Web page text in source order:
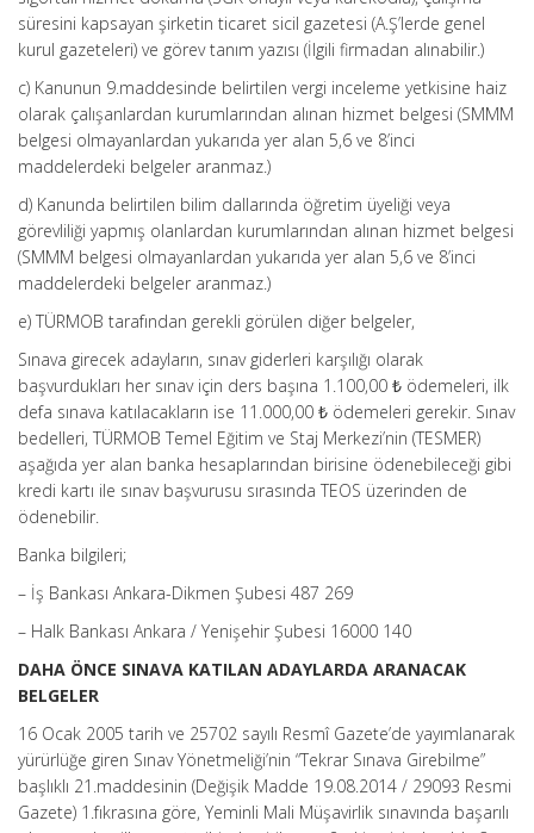
süresini kapsayan şirketin ticaret sicil gazetesi (A.Ş’lerde genel
kurul gazeteleri) ve görev tanım yazısı (İlgili firmadan alınabilir.)
c) Kanunun 9.maddesinde belirtilen vergi inceleme yetkisine haiz
olarak çalışanlardan kurumlarından alınan hizmet belgesi (SMMM
belgesi olmayanlardan yukarıda yer alan 5,6 ve 8’inci
maddelerdeki belgeler aranmaz.)
d) Kanunda belirtilen bilim dallarında öğretim üyeliği veya
görevliliği yapmış olanlardan kurumlarından alınan hizmet belgesi
(SMMM belgesi olmayanlardan yukarıda yer alan 5,6 ve 8’inci
maddelerdeki belgeler aranmaz.)
e) TÜRMOB tarafından gerekli görülen diğer belgeler,
Sınava girecek adayların, sınav giderleri karşılığı olarak
başvurdukları her sınav için ders başına 1.100,00 ₺ ödemeleri, ilk
defa sınava katılacakların ise 11.000,00 ₺ ödemeleri gerekir. Sınav
bedelleri, TÜRMOB Temel Eğitim ve Staj Merkezi’nin (TESMER)
aşağıda yer alan banka hesaplarından birisine ödenebileceği gibi
kredi kartı ile sınav başvurusu sırasında TEOS üzerinden de
ödenebilir.
Banka bilgileri;
– İş Bankası Ankara-Dikmen Şubesi 487 269
– Halk Bankası Ankara / Yenişehir Şubesi 16000 140
DAHA ÖNCE SINAVA KATILAN ADAYLARDA ARANACAK
BELGELER
16 Ocak 2005 tarih ve 25702 sayılı Resmî Gazete’de yayımlanarak
yürürlüğe giren Sınav Yönetmeliği’nin “Tekrar Sınava Girebilme”
başlıklı 21.maddesinin (Değişik Madde 19.08.2014 / 29093 Resmi
Gazete) 1.fıkrasına göre, Yeminli Mali Müşavirlik sınavında başarılı